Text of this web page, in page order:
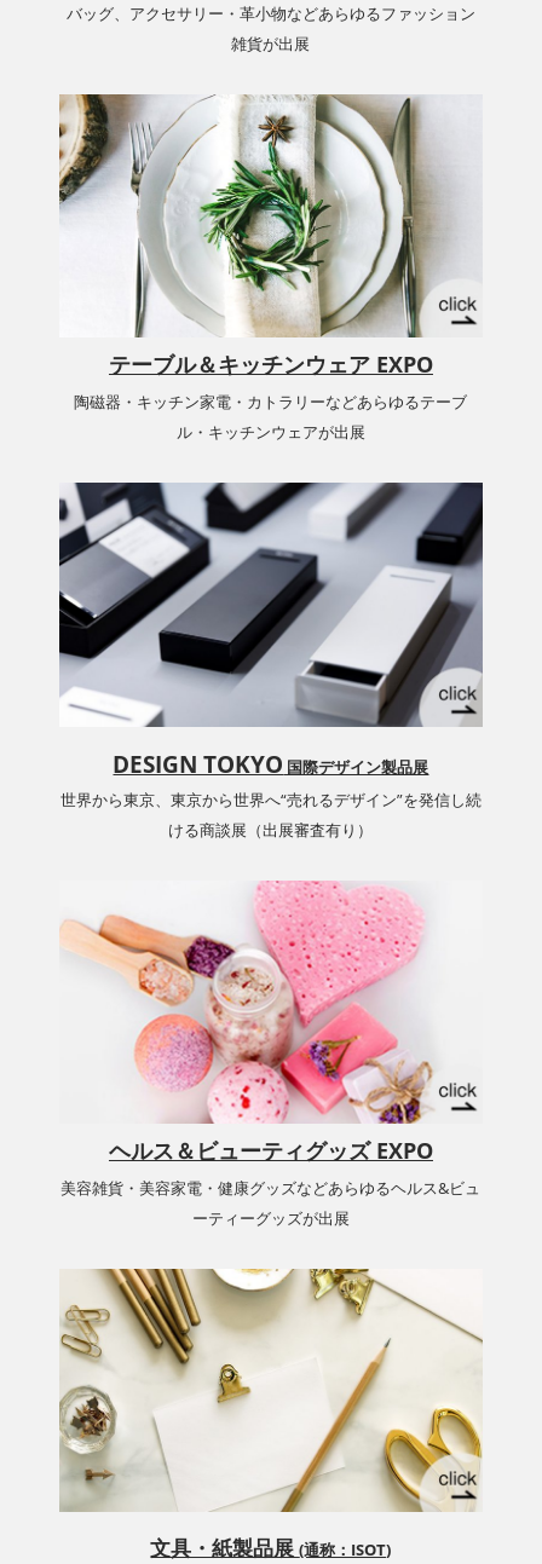
バッグ、アクセサリー・革小物などあらゆるファッション
雑貨が出展
テーブル＆キッチンウェア EXPO
陶磁器・キッチン家電・カトラリーなどあらゆるテーブ
ル・キッチンウェアが出展
DESIGN TOKYO 国際デザイン製品展
世界から東京、東京から世界へ“売れるデザイン”を発信し続
ける商談展（出展審査有り）
ヘルス＆ビューティグッズ EXPO
美容雑貨・美容家電・健康グッズなどあらゆるヘルス&ビュ
ーティーグッズが出展
文具・紙製品展(通称：ISOT)